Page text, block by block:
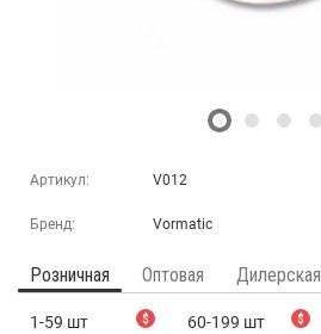
Артикул: V012
Бренд: Vormatic
Розничная Оптовая Дилерская
1-59 шт $ 60-199 шт $